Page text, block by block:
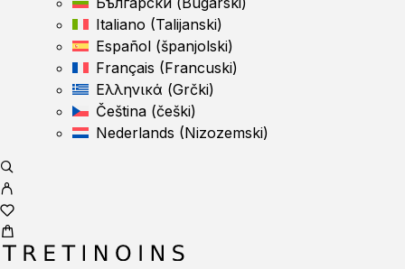
Italiano (Talijanski)
Español (španjolski)
Français (Francuski)
Ελληνικά (Grčki)
Čeština (češki)
Nederlands (Nizozemski)